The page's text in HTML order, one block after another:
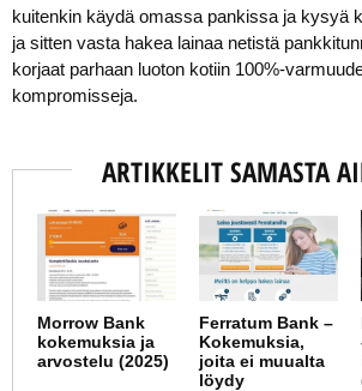
kuitenkin käydä omassa pankissa ja kysyä
ja sitten vasta hakea lainaa netistä
korjaat parhaan luoton kotiin 100%-
kompromisseja.
ARTIKKELIT SAMASTA
Morrow Bank
kokemuksia ja
arvostelu (2025)
Ferratum Bank –
Kokemuksia,
joita ei muualta
löydy